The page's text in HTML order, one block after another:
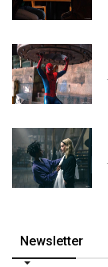
Newsletter